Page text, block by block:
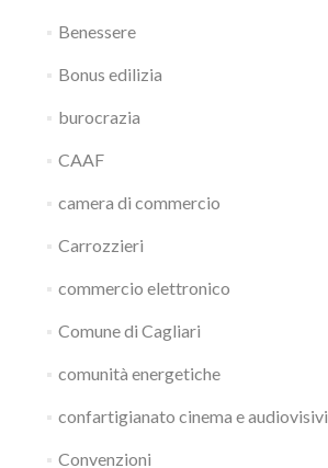
Benessere
Bonus edilizia
burocrazia
CAAF
camera di commercio
Carrozzieri
commercio elettronico
Comune di Cagliari
comunità energetiche
confartigianato cinema e audiovisivi
Convenzioni